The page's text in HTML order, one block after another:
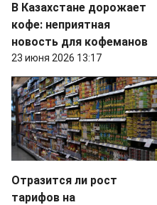
В Казахстане дорожает
кофе: неприятная
новость для кофеманов
23 июня 2026 13:17
Отразится ли рост
тарифов на